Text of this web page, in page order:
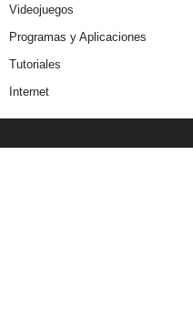
Videojuegos
Programas y Aplicaciones
Tutoriales
Internet